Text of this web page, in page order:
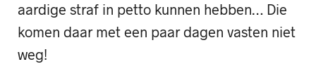
aardige straf in petto kunnen hebben… Die
komen daar met een paar dagen vasten niet
weg!